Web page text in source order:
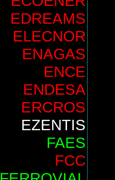
EDREAMS
ELECNOR
ENAGAS
ENCE
ENDESA
ERCROS
EZENTIS
FAES
FCC